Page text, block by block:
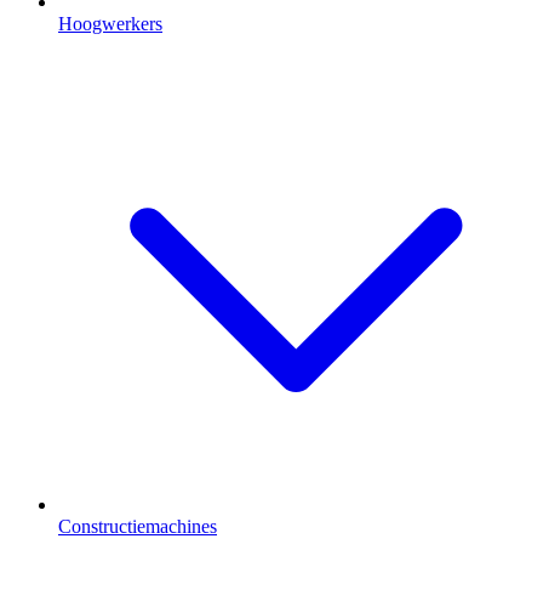
Hoogwerkers
Constructiemachines